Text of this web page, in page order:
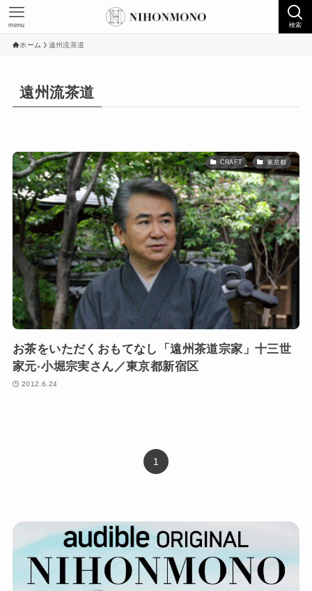
検索
menu
ホーム 遠州流茶道
遠州流茶道
CRAFT 東京都
お茶をいただくおもてなし「遠州茶道宗家」十三世
家元·小堀宗実さん／東京都新宿区
2012.6.24
1